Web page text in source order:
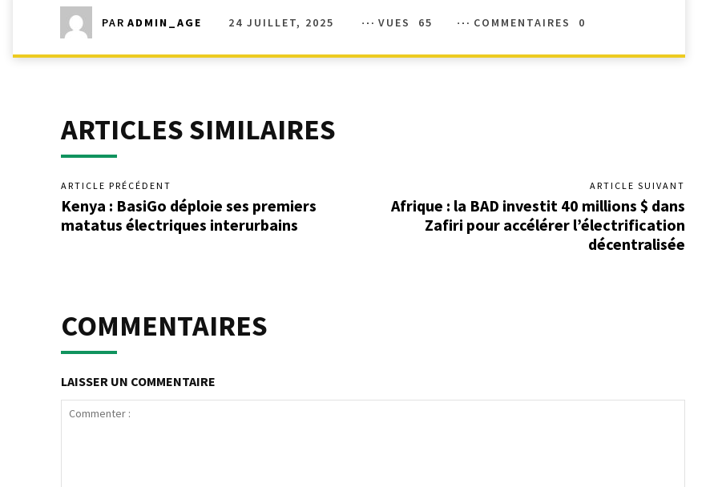
PAR ADMIN_AGE 24 JUILLET, 2025 VUES 65 COMMENTAIRES 0
ARTICLES SIMILAIRES
ARTICLE PRÉCÉDENT
Kenya : BasiGo déploie ses premiers
matatus électriques interurbains
ARTICLE SUIVANT
Afrique : la BAD investit 40 millions $ dans
Zafiri pour accélérer l’électrification
décentralisée
COMMENTAIRES
LAISSER UN COMMENTAIRE